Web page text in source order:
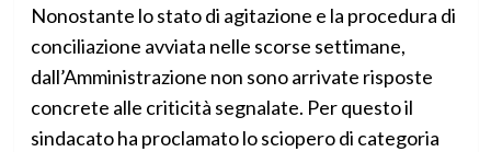
Nonostante lo stato di agitazione e la procedura di
conciliazione avviata nelle scorse settimane,
dall’Amministrazione non sono arrivate risposte
concrete alle criticità segnalate. Per questo il
sindacato ha proclamato lo sciopero di categoria